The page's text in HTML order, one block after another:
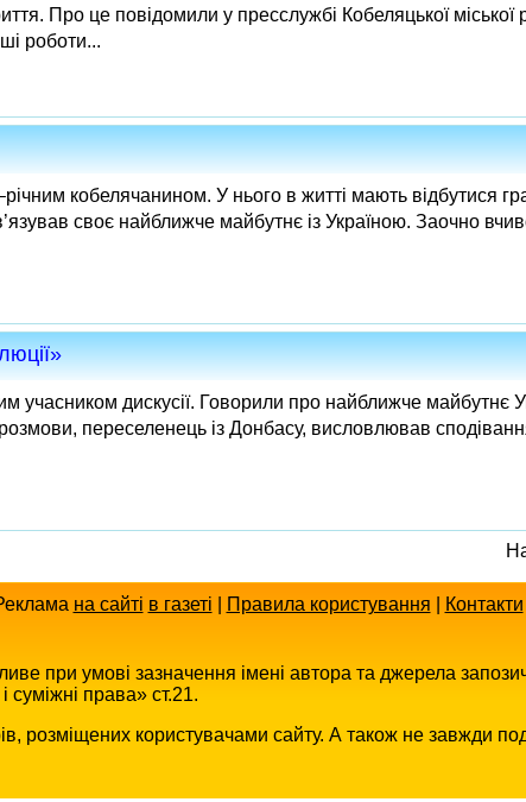
Про це повідомили у пресслужбі Кобеляцької міської
роботи...
кобелячанином. У нього в житті мають відбутися
своє найближче майбутнє із Україною. Заочно
учасником дискусії. Говорили про найближче майбутнє
розмови, переселенець із Донбасу, висловлював
на сайті в газеті Правила користування Контакти
при умові зазначення імені автора та джерела
суміжні права» ст.21.
розміщених користувачами сайту. А також не завжди